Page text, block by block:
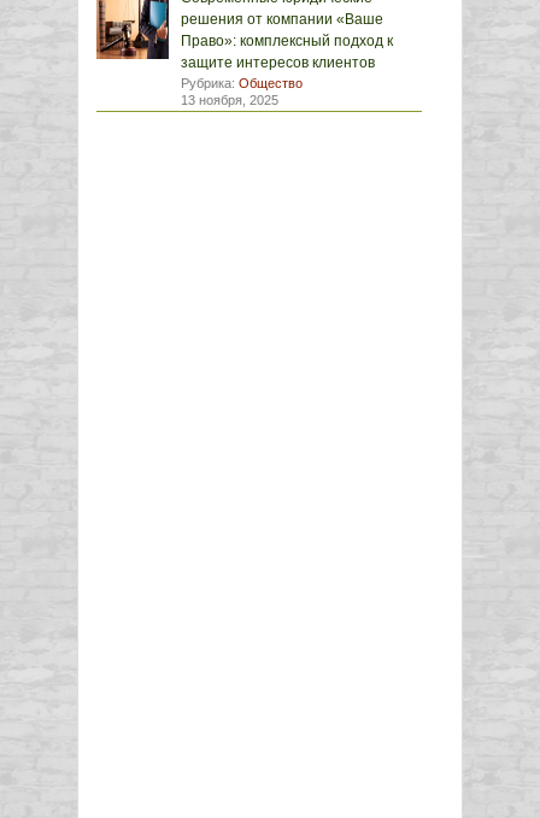
решения от компании «Ваше
Право»: комплексный подход к
защите интересов клиентов
Рубрика: Общество
13 ноября, 2025